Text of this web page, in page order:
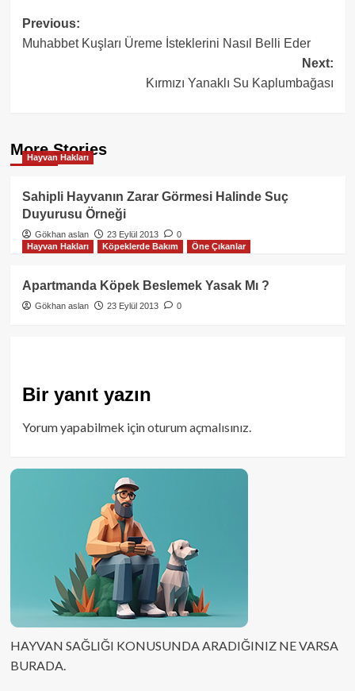
Post
navigation
Previous:
Muhabbet Kuşları Üreme İsteklerini Nasıl Belli Eder
Next:
Kırmızı Yanaklı Su Kaplumbağası
More Stories
Hayvan Hakları
Sahipli Hayvanın Zarar Görmesi Halinde Suç
Duyurusu Örneği
Gökhan aslan 23 Eylül 2013
0
Hayvan Hakları
Köpeklerde Bakım Öne Çıkanlar
Apartmanda Köpek Beslemek Yasak Mı ?
Gökhan aslan 23 Eylül 2013 0
Bir yanıt yazın
Yorum yapabilmek içinoturum açmalısınız.
HAYVAN SAĞLIĞI KONUSUNDA ARADIĞINIZ NE VARSA
BURADA.